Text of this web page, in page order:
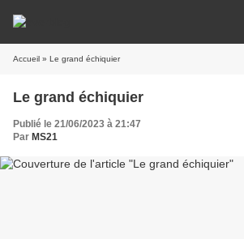
Accueil » Le grand échiquier
Le grand échiquier
Publié le 21/06/2023 à 21:47
Par MS21